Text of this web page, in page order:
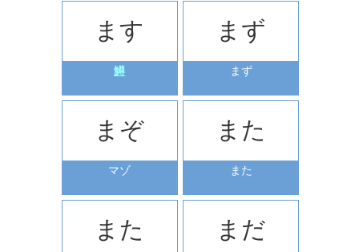
ます
鱒
まず
まず
まぞ
マゾ
また
また
また まだ